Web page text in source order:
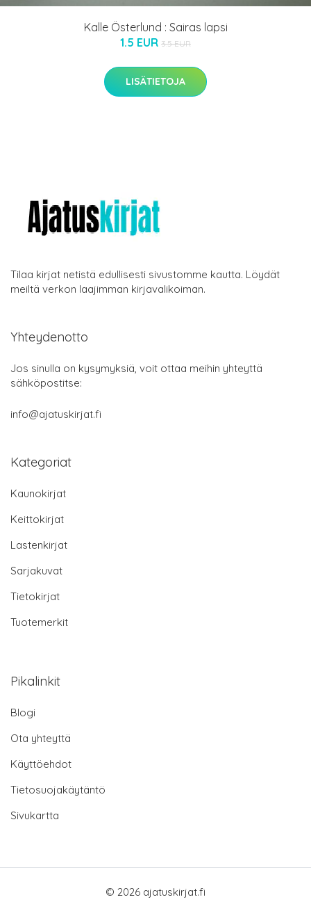
Kalle Österlund : Sairas lapsi
1.5 EUR 3.5 EUR
LISÄTIETOJA
Tilaa kirjat netistä edullisesti sivustomme kautta. Löydät
meiltä verkon laajimman kirjavalikoiman.
Yhteydenotto
Jos sinulla on kysymyksiä, voit ottaa meihin yhteyttä
sähköpostitse:
info@ajatuskirjat.fi
Kategoriat
Kaunokirjat
Keittokirjat
Lastenkirjat
Sarjakuvat
Tietokirjat
Tuotemerkit
Pikalinkit
Blogi
Ota yhteyttä
Käyttöehdot
Tietosuojakäytäntö
Sivukartta
© 2026 ajatuskirjat.fi